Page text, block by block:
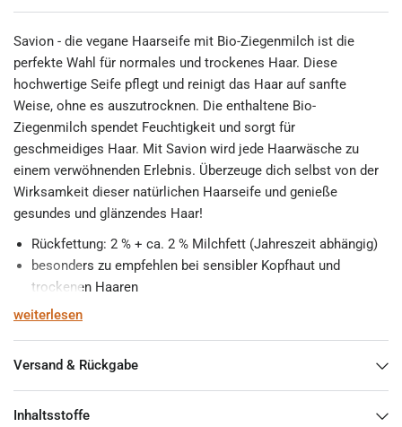
Savion - die vegane Haarseife mit Bio-Ziegenmilch ist die
perfekte Wahl für normales und trockenes Haar. Diese
hochwertige Seife pflegt und reinigt das Haar auf sanfte
Weise, ohne es auszutrocknen. Die enthaltene Bio-
Ziegenmilch spendet Feuchtigkeit und sorgt für
geschmeidiges Haar. Mit Savion wird jede Haarwäsche zu
einem verwöhnenden Erlebnis. Überzeuge dich selbst von der
Wirksamkeit dieser natürlichen Haarseife und genieße
gesundes und glänzendes Haar!
Rückfettung: 2 % + ca. 2 % Milchfett (Jahreszeit abhängig)
besonders zu empfehlen bei sensibler Kopfhaut und
trockenen Haaren
feiner stabiler Schaum
100 % biologisch abbaubar
frei von Palmöl
weiterlesen
Versand & Rückgabe
Inhaltsstoffe